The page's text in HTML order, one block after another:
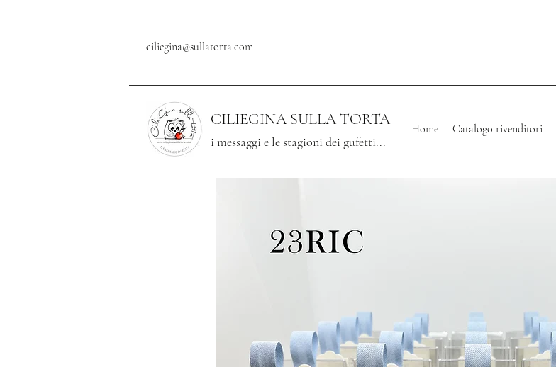
ciliegina@sullatorta.com
CILIEGINA SULLA TORTA
i messaggi e le stagioni dei gufetti...
Home Catalogo rivenditori